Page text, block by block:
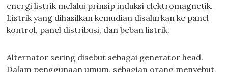
energi listrik melalui prinsip induksi elektromagnetik.
Listrik yang dihasilkan kemudian disalurkan ke panel
kontrol, panel distribusi, dan beban listrik.
Alternator sering disebut sebagai generator head.
Dalam penggunaan umum, sebagian orang menyebut